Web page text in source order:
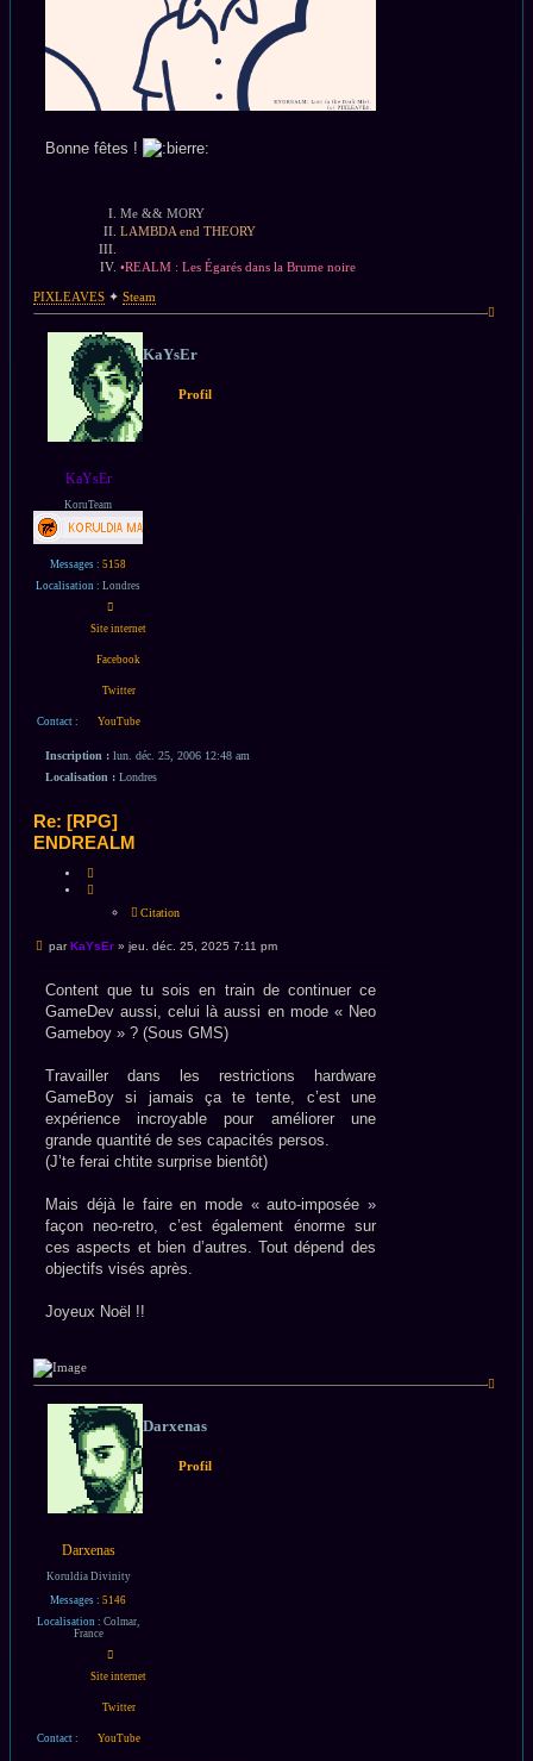
Bonne fêtes !
Me && MORY
LAMBDA end THEORY
•REALM : Les Égarés dans la Brume noire
PIXLEAVES ✦ Steam
KaYsEr
KoruTeam
Messages : 5158
Localisation : Londres
Contact :
Site internet
Facebook
Twitter
YouTube
KaYsEr
Profil
Inscription : lun. déc. 25, 2006 12:48 am
Localisation : Londres
Re: [RPG]
ENDREALM
Citation
Message
parKaYsEr » jeu. déc. 25, 2025 7:11 pm
Content que tu sois en train de continuer ce
GameDev aussi, celui là aussi en mode « Neo
Gameboy » ? (Sous GMS)
Travailler dans les restrictions hardware
GameBoy si jamais ça te tente, c’est une
expérience incroyable pour améliorer une
grande quantité de ses capacités persos.
(J’te ferai chtite surprise bientôt)
Mais déjà le faire en mode « auto-imposée »
façon neo-retro, c’est également énorme sur
ces aspects et bien d’autres. Tout dépend des
objectifs visés après.
Joyeux Noël !!
Darxenas
Koruldia Divinity
Messages : 5146
Localisation : Colmar,
France
Contact :
Site internet
Twitter
YouTube
Darxenas
Profil